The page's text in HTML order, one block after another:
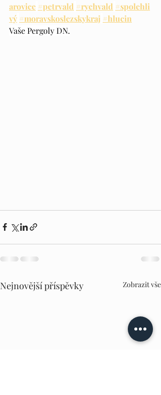
arovice #petrvald #rychvald #spolehli
vý #moravskoslezskykraj #hlucin
Vaše Pergoly DN.
Nejnovější příspěvky Zobrazit vše